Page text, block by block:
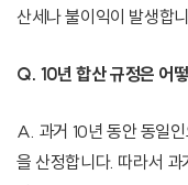
산세나 불이익이 발생합
Q. 10년 합산 규정은 어
A. 과거 10년 동안 동일
을 산정합니다. 따라서 과